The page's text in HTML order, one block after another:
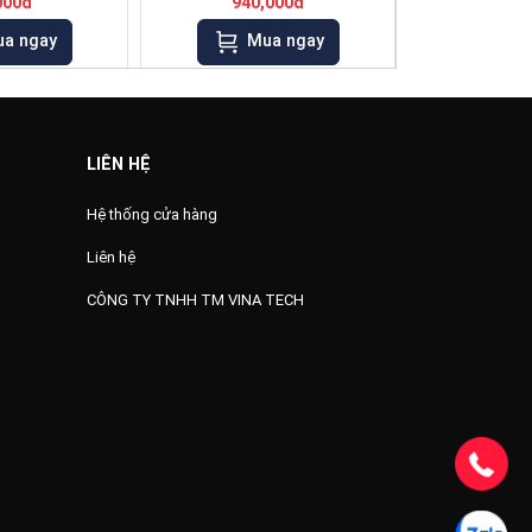
ngay Mua ngay
LIÊN HỆ
Hệ thống cửa hàng
Liên hệ
CÔNG TY TNHH TM VINA TECH